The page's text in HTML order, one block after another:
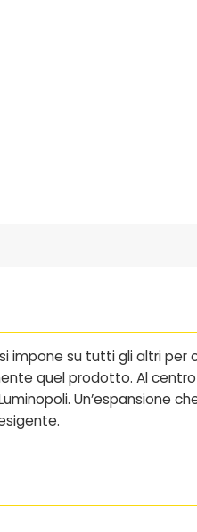
impone su tutti gli altri
quel prodotto. Al
Un’espansione